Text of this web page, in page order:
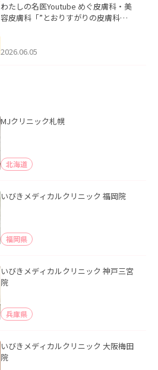
わたしの名医Youtube めぐ皮膚科・美
容皮膚科「”とおりすがりの皮膚科
2026.06.05
MJクリニック札幌
北海道
いびきメディカルクリニック 福岡院
福岡県
いびきメディカルクリニック 神戸三宮
院
兵庫県
いびきメディカルクリニック 大阪梅田
院